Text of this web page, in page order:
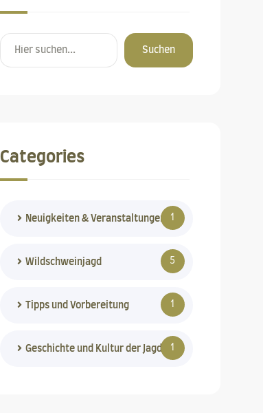
Suchen
Categories
Neuigkeiten & Veranstaltungen 1
Wildschweinjagd 5
Tipps und Vorbereitung 1
Geschichte und Kultur der Jagd 1